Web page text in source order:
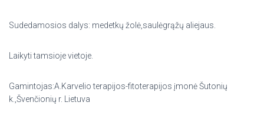
Sudedamosios dalys: medetkų žolė,saulėgrąžų aliejaus.
Laikyti tamsioje vietoje.
Gamintojas:A.Karvelio terapijos-fitoterapijos įmonė Šutonių
k.,Švenčionių r. Lietuva